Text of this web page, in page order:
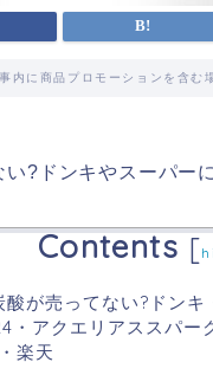
内に商品プロモーションを含む
?ドンキやスーパー
Contents [
酸が売ってない?ドン
・アクエリアススパー
楽天